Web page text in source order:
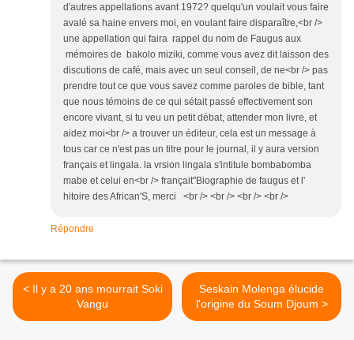
d'autres appellations avant 1972? quelqu'un voulait vous faire
avalé sa haine envers moi, en voulant faire disparaître,<br />
une appellation qui faira rappel du nom de Faugus aux
mémoires de bakolo miziki, comme vous avez dit laisson des
discutions de café, mais avec un seul conseil, de ne<br /> pas
prendre tout ce que vous savez comme paroles de bible, tant
que nous témoins de ce qui sétait passé effectivement son
encore vivant, si tu veu un petit débat, attender mon livre, et
aidez moi<br /> a trouver un éditeur, cela est un message à
tous car ce n'est pas un titre pour le journal, il y aura version
français et lingala. la vrsion lingala s'intitule bombabomba
mabe et celui en<br /> françait''Biographie de faugus et l'
hitoire des African'S, merci <br /> <br /> <br /> <br />
Répondre
< Il y a 20 ans mourrait Soki
Vangu
Seskain Molenga élucide
l'origine du Soum Djoum >